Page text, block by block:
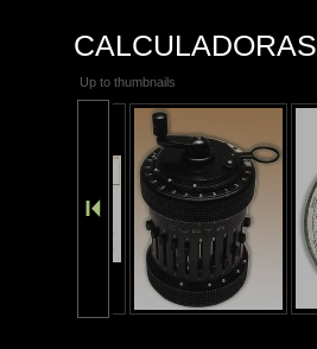
CALCULADORAS
Up to thumbnails